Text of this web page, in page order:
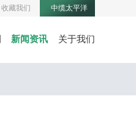
收藏我们 中缆太平洋
新闻资讯 关于我们